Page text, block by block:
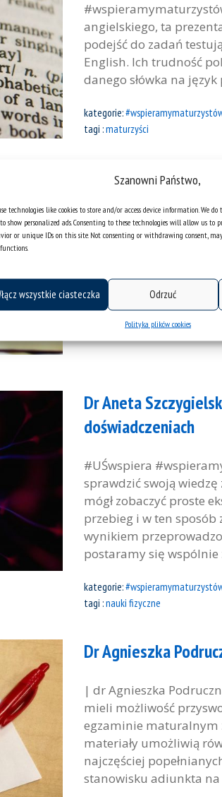
Szanowni Państwo,
technologies like cookies to store and/or access device information. We
show personalized ads. Consenting to these technologies will allow us to
or unique IDs on this site. Not consenting or withdrawing consent,
wszystkie ciasteczka Odrzuć
Polityka plików cookies
angielskiego, ta
podejść do zadań
English. Ich trudność
danego słówka na
kategorie:
tagi :maturzyści
Dr Beata Master |
#UŚwspiera
który wywołuje w tobie
sposobu na skuteczne
Pierwsza część:
marzy o tym, aby czuć
kategorie:#wspieramymaturzystów
Dr Aneta
doświadczeniach
#UŚwspiera
sprawdzić swoją
mógł zobaczyć proste
przebieg i w ten sposób
wynikiem
postaramy się wspólnie
kategorie:
tagi :nauki fizyczne
Dr Agnieszka
| dr Agnieszka
mieli możliwość
egzaminie maturalnym
materiały umożliwią
najczęściej
stanowisku adiunkta